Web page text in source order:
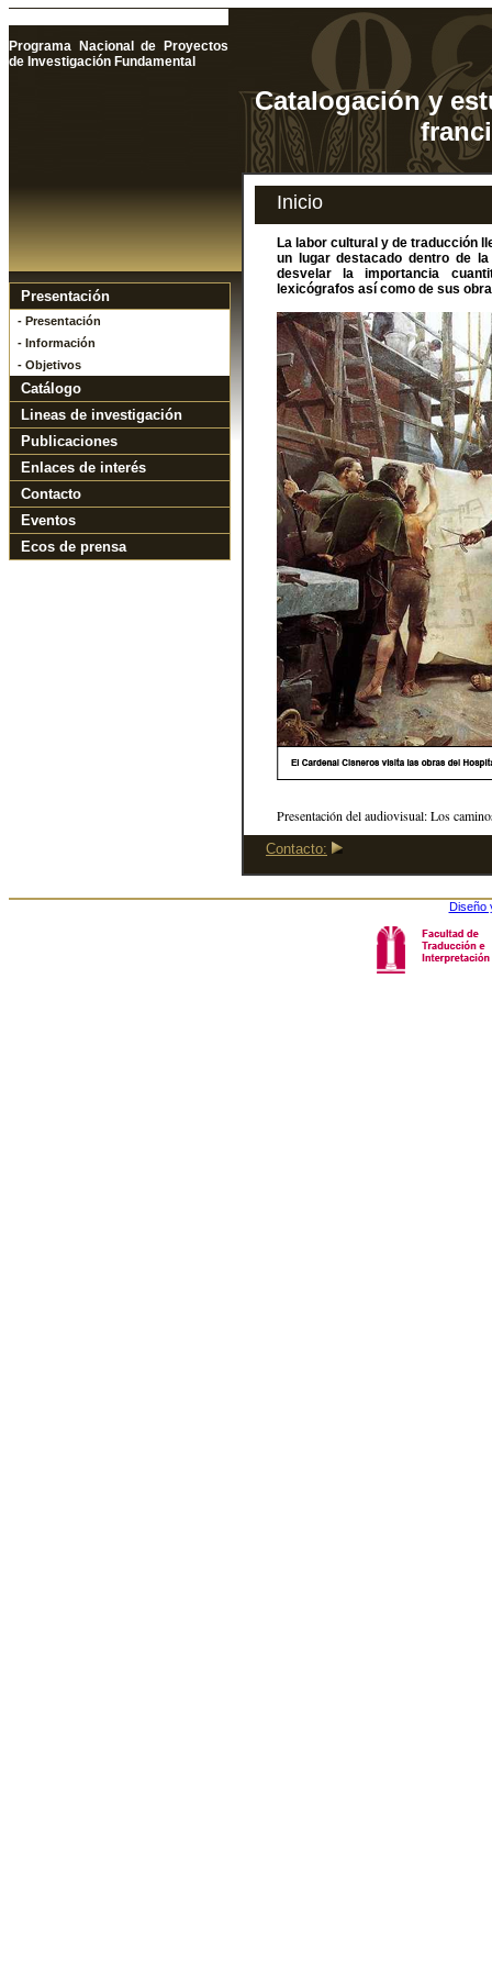
Programa Nacional de Proyectos
de Investigación Fundamental
Catalogación y
Presentación
- Presentación
- Información
- Objetivos
Catálogo
Lineas de investigación
Publicaciones
Enlaces de interés
Contacto
Eventos
Ecos de prensa
Inicio
La labor cultural y de traducción
un lugar destacado dentro de
desvelar la importancia
lexicógrafos así como de sus
Presentación del audiovisual: Los
Contacto:
Diseño